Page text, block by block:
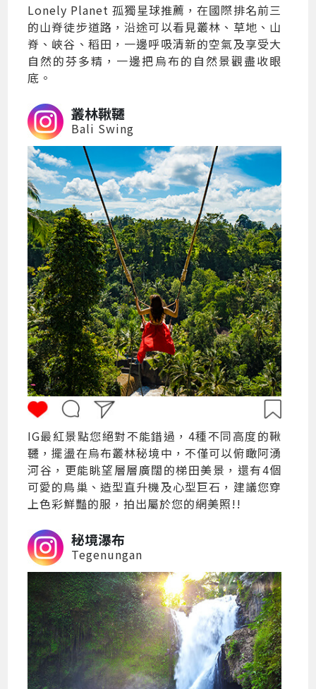
Lonely Planet 孤獨星球推薦，在國際排名前三
的山脊徒步道路，沿途可以看見叢林、草地、山
脊、峽谷、稻田，一邊呼吸清新的空氣及享受大
自然的芬多精，一邊把烏布的自然景觀盡收眼
底。
叢林鞦韆
Bali Swing
IG最紅景點您絕對不能錯過，4種不同高度的鞦
韆，擺盪在烏布叢林秘境中，不僅可以俯瞰阿湧
河谷，更能眺望層層廣闊的梯田美景，還有4個
可愛的鳥巢、造型直升機及心型巨石，建議您穿
上色彩鮮豔的服，拍出屬於您的網美照!!
秘境瀑布
Tegenungan